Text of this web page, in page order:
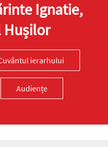
Ignatie,
Hușilor
ierarhului
Audiențe